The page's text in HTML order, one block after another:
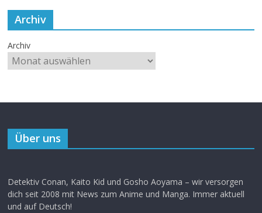
Archiv
Archiv
Über uns
Detektiv Conan, Kaito Kid und Gosho Aoyama – wir versorgen
dich seit 2008 mit News zum Anime und Manga. Immer aktuell
und auf Deutsch!